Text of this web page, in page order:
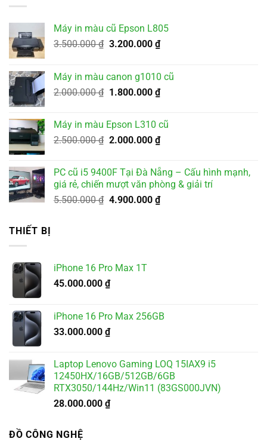
Máy in màu cũ Epson L805
3.500.000₫ Giá
3.500.000 ₫.
3.200.000 ₫Giá
là:
3.200.000 ₫.
Máy in màu canon g1010 cũ
2.000.000₫ Giá
2.000.000 ₫.
1.800.000 ₫Giá
tại
là:
1.800.000 ₫.
Máy in màu Epson L310 cũ
2.500.000₫ Giá
2.500.000 ₫.
2.000.000 ₫Giá
tại
là:
2.000.000 ₫.
PC cũ i5 9400F Tại Đà Nẵng – Cấu hình mạnh,
giá rẻ, chiến mượt văn phòng & giải trí
5.500.000₫ Giá
4.900.000 ₫Giá
THIẾT BỊ
iPhone 16 Pro Max 1T
45.000.000 ₫
iPhone 16 Pro Max 256GB
33.000.000 ₫
Laptop Lenovo Gaming LOQ 15IAX9 i5
12450HX/16GB/512GB/6GB
RTX3050/144Hz/Win11 (83GS000JVN)
28.000.000 ₫
ĐỒ CÔNG NGHỆ